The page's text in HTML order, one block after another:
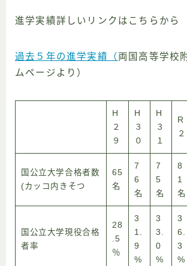
進学実績詳しいリンクはこちらから
過去５年の進学実績（両国高等学校
ムページより）
H
２
９
H
３
０
H
３
１
R
２
国公立大学合格者数
(カッコ内きそつ
65
名
7
6
名
7
5
名
8
1
名
国公立大学現役合格
者率
28
.5
％
3
1.
9
%
3
3.
0
%
3
6.
3
%